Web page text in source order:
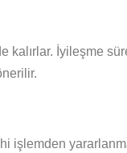
kalırlar. İyileşme
işlemden